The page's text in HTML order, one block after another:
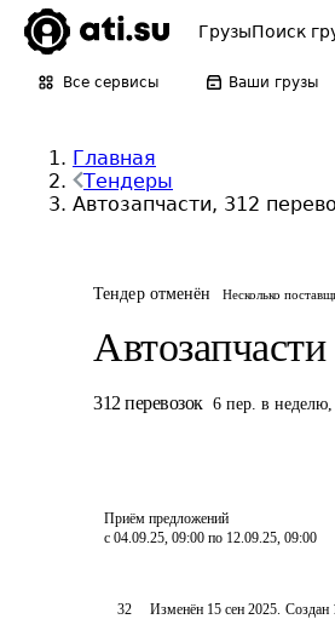
ГрузыПоиск
Все сервисы Ваши грузы
Главная
Тендеры
Автозапчасти, 312
Тендер отменён Несколько
Автозапчасти
312 перевозок 6 пер. в неделю,
Приём предложений
с 04.09.25, 09:00 по 12.09.25, 09:00
32 Изменён 15 сен 2025. Создан